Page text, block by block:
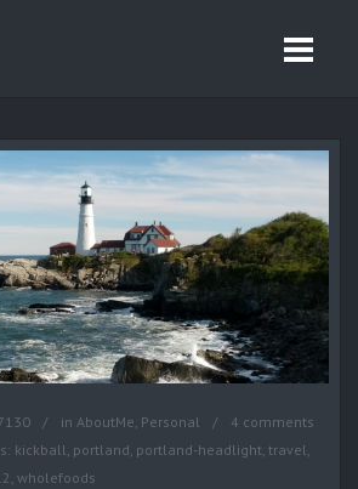
in AboutMe, Personal
4 comments
kickball, portland, portland-headlight, travel,
, wholefoods